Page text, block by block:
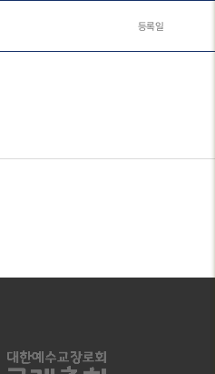
등록일